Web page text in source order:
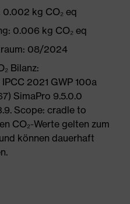
0.002 kg CO₂ eq
0.006 kg CO₂ eq
08/2024
Bilanz:
2021 GWP 100a
SimaPro 9.5.0.0
Scope: cradle to
CO₂-Werte gelten zum
können dauerhaft